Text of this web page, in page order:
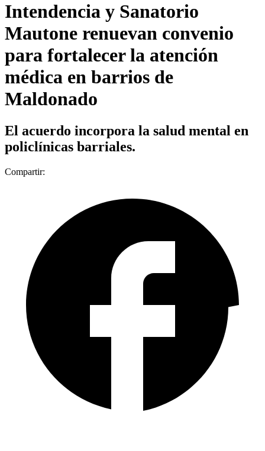
Intendencia y Sanatorio
Mautone renuevan convenio
para fortalecer la atención
médica en barrios de
Maldonado
El acuerdo incorpora la salud mental en
policlínicas barriales.
Compartir: